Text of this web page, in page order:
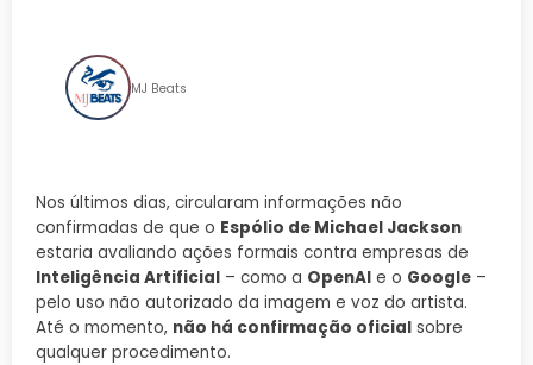
MJ Beats
Nos últimos dias, circularam informações não
confirmadas de que o Espólio de Michael Jackson
estaria avaliando ações formais contra empresas de
Inteligência Artificial – como a OpenAI e o Google –
pelo uso não autorizado da imagem e voz do artista.
Até o momento, não há confirmação oficial sobre
qualquer procedimento.